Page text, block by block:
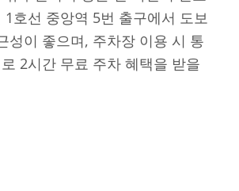
호선 중앙역 5번 출구에서 도보
성이 좋으며, 주차장 이용 시 통
2시간 무료 주차 혜택을 받을